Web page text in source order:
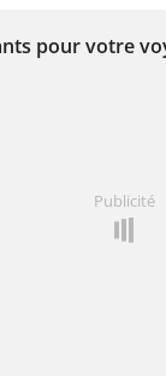
sur
pour votre
Publicité